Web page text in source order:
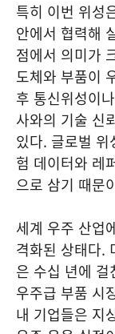
특히 이번 위성
안에서 협력해
점에서 의미가
도체와 부품이
후 통신위성이
사와의 기술 신
있다. 글로벌
험 데이터와 레
으로 삼기 때문
세계 우주 산업
격화된 상태다.
은 수십 년에
우주급 부품 시
내 기업들은 지